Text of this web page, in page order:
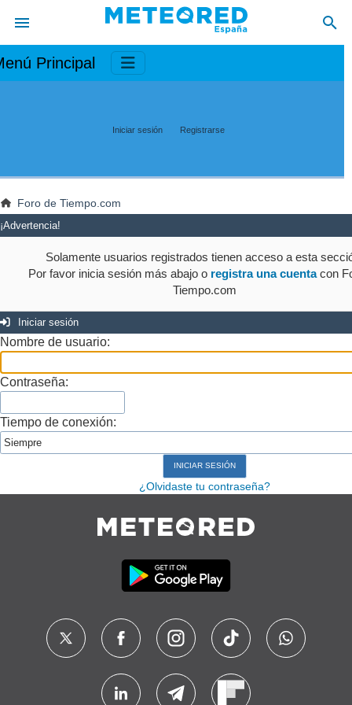
Principal
Iniciar sesión Registrarse
Foro de Tiempo.com
¡Advertencia!
Solamente usuarios registrados tienen acceso a esta
Por favor inicia sesión más abajo o registra una cuentacon
Tiempo.com
Iniciar sesión
Nombre de usuario:
Contraseña:
Tiempo de conexión:
¿Olvidaste tu contraseña?